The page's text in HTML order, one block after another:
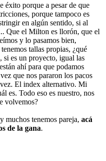
éxito porque a pesar de que
porque tampoco es
en algún sentido, si al
Que el Milton es llorón, que el
y lo pasamos bien,
tallas propias, ¿qué
si es un proyecto, igual las
ahí para que podamos
que nos pararon los pacos
El index alternativo. Mi
es. Todo eso es nuestro, nos
volvemos?
muchos tenemos pareja, acá
de la gana.